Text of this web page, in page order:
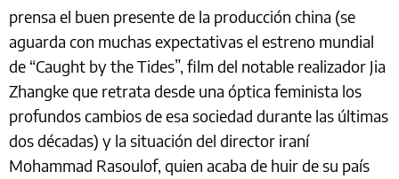
prensa el buen presente de la producción china (se
aguarda con muchas expectativas el estreno mundial
de “Caught by the Tides”, film del notable realizador Jia
Zhangke que retrata desde una óptica feminista los
profundos cambios de esa sociedad durante las últimas
dos décadas) y la situación del director iraní
Mohammad Rasoulof, quien acaba de huir de su país